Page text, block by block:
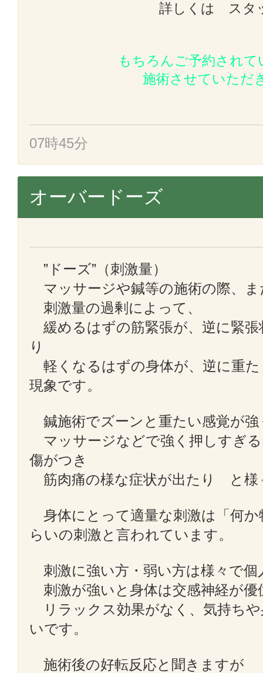
詳しくは スタ
もちろんご予約されて
施術させていただ
07時45分
オーバードーズ
”ドーズ”（刺激量）
マッサージや鍼等の施術の際、ま
刺激量の過剰によって、
緩めるはずの筋緊張が、逆に緊
り
軽くなるはずの身体が、逆に重
現象です。
鍼施術でズーンと重たい感覚が強
マッサージなどで強く押しすぎ
傷がつき
筋肉痛の様な症状が出たり と様
身体にとって適量な刺激は「何
らいの刺激と言われています。
刺激に強い方・弱い方は様々で個
刺激が強いと身体は交感神経が優
リラックス効果がなく、気持ち
いです。
施術後の好転反応と聞きますが